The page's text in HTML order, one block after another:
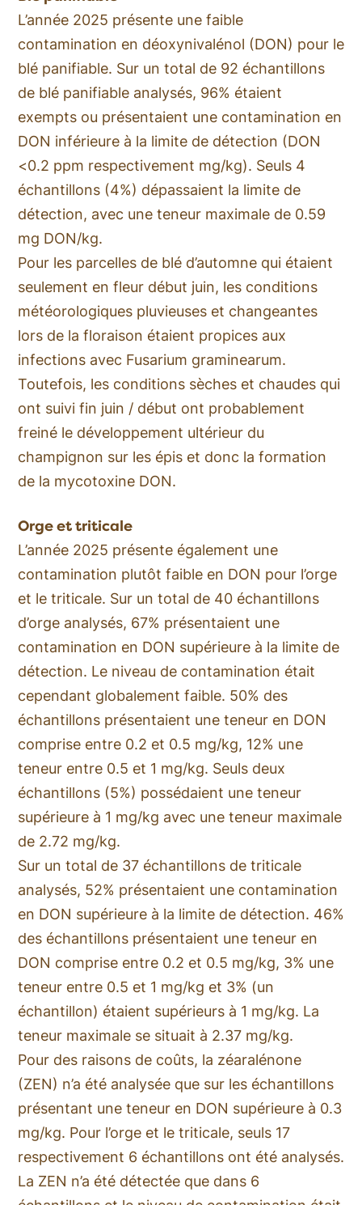
L’année 2025 présente une faible
contamination en déoxynivalénol (DON) pour le
blé panifiable. Sur un total de 92 échantillons
de blé panifiable analysés, 96% étaient
exempts ou présentaient une contamination en
DON inférieure à la limite de détection (DON
<0.2 ppm respectivement mg/kg). Seuls 4
échantillons (4%) dépassaient la limite de
détection, avec une teneur maximale de 0.59
mg DON/kg.
Pour les parcelles de blé d’automne qui étaient
seulement en fleur début juin, les conditions
météorologiques pluvieuses et changeantes
lors de la floraison étaient propices aux
infections avec Fusarium graminearum.
Toutefois, les conditions sèches et chaudes qui
ont suivi fin juin / début ont probablement
freiné le développement ultérieur du
champignon sur les épis et donc la formation
de la mycotoxine DON.
Orge et triticale
L’année 2025 présente également une
contamination plutôt faible en DON pour l’orge
et le triticale. Sur un total de 40 échantillons
d’orge analysés, 67% présentaient une
contamination en DON supérieure à la limite de
détection. Le niveau de contamination était
cependant globalement faible. 50% des
échantillons présentaient une teneur en DON
comprise entre 0.2 et 0.5 mg/kg, 12% une
teneur entre 0.5 et 1 mg/kg. Seuls deux
échantillons (5%) possédaient une teneur
supérieure à 1 mg/kg avec une teneur maximale
de 2.72 mg/kg.
Sur un total de 37 échantillons de triticale
analysés, 52% présentaient une contamination
en DON supérieure à la limite de détection. 46%
des échantillons présentaient une teneur en
DON comprise entre 0.2 et 0.5 mg/kg, 3% une
teneur entre 0.5 et 1 mg/kg et 3% (un
échantillon) étaient supérieurs à 1 mg/kg. La
teneur maximale se situait à 2.37 mg/kg.
Pour des raisons de coûts, la zéaralénone
(ZEN) n’a été analysée que sur les échantillons
présentant une teneur en DON supérieure à 0.3
mg/kg. Pour l’orge et le triticale, seuls 17
respectivement 6 échantillons ont été analysés.
La ZEN n’a été détectée que dans 6